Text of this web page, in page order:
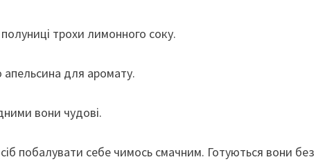
трохи лимонного соку.
для аромату.
вони чудові.
побалувати себе чимось смачним. Готуються вони без